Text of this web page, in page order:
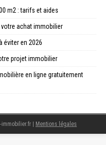
m2 : tarifs et aides
achat immobilier
éviter en 2026
projet immobilier
en ligne gratuitement
immobilier.fr Mentions légales